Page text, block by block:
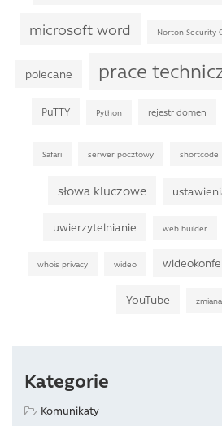
microsoft word Norton Security
polecane prace
PuTTY Python rejestr domen
Safari serwer pocztowy shortcode
słowa kluczowe
uwierzytelnianie web builder
whois privacy wideo
YouTube
Kategorie
Komunikaty